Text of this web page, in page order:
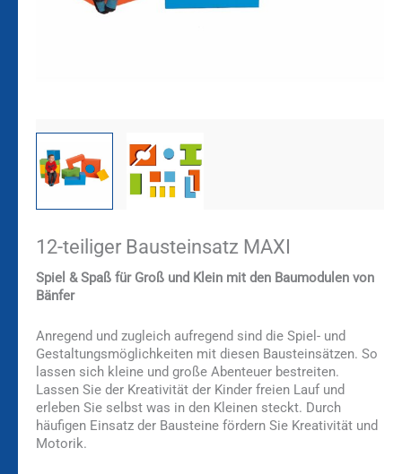
12-teiliger Bausteinsatz MAXI
Spiel & Spaß für Groß und Klein mit den Baumodulen von
Bänfer
Anregend und zugleich aufregend sind die Spiel- und
Gestaltungsmöglichkeiten mit diesen Bausteinsätzen. So
lassen sich kleine und große Abenteuer bestreiten.
Lassen Sie der Kreativität der Kinder freien Lauf und
erleben Sie selbst was in den Kleinen steckt. Durch
häufigen Einsatz der Bausteine fördern Sie Kreativität und
Motorik.